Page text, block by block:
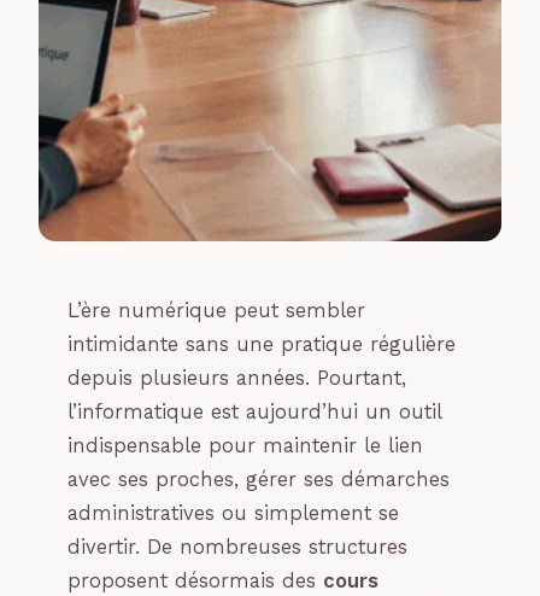
L’ère numérique peut sembler
intimidante sans une pratique régulière
depuis plusieurs années. Pourtant,
l’informatique est aujourd’hui un outil
indispensable pour maintenir le lien
avec ses proches, gérer ses démarches
administratives ou simplement se
divertir. De nombreuses structures
proposent désormais des cours